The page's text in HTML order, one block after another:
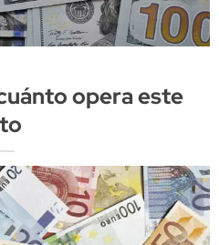
opera este